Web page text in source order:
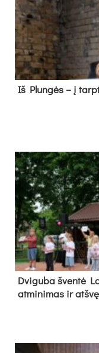
Iš Plungės – į
Dvi­gu­ba šven­tė
at­mi­ni­mas ir